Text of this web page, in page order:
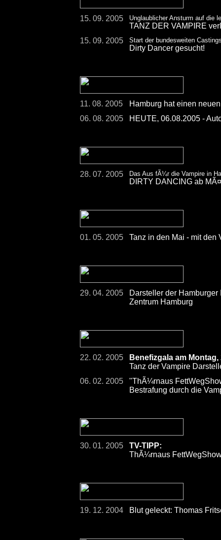
15. 09. 2005 Unglaublicher Ansturm auf die
TANZ DER VAMPIRE
15. 09. 2005
Start der bundesweiten
Dirty Dancer gesucht!
11. 08. 2005
Hamburg hat einen
06. 08. 2005
HEUTE, 06.08.2005 -
28. 07. 2005 Das Aus fÃ¼r die Vampire in
DIRTY DANCING ab
01. 05. 2005 Tanz in den Mai - mit den
29. 04. 2005
Darsteller der
Zentrum Hamburg
22. 02. 2005
Benefizgala am
Tanz der Vampire
06. 02. 2005
"ThÃ¼rnaus
Bestrafung durch die
30. 01. 2005
TV-TIPP:
ThÃ¼rnaus
19. 12. 2004 Blut geleckt: Thomas